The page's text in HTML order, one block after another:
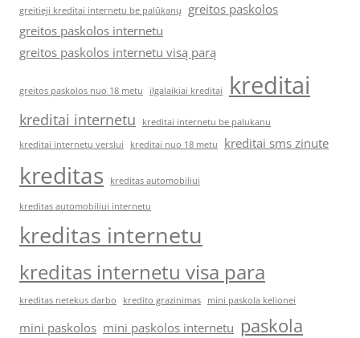
greitieji kreditai internetu be palūkanų
greitos paskolos
greitos paskolos internetu
greitos paskolos internetu visą parą
greitos paskolos nuo 18 metu ilgalaikiai kreditai kreditai
kreditai internetu
kreditai internetu be palukanu
kreditai internetu verslui
kreditai nuo 18 metu kreditai sms zinute
kreditas kreditas automobiliui
kreditas automobiliui internetu
kreditas internetu
kreditas internetu visa para
kreditas netekus darbo kredito grazinimas mini paskola kelionei
mini paskolos mini paskolos internetu paskola